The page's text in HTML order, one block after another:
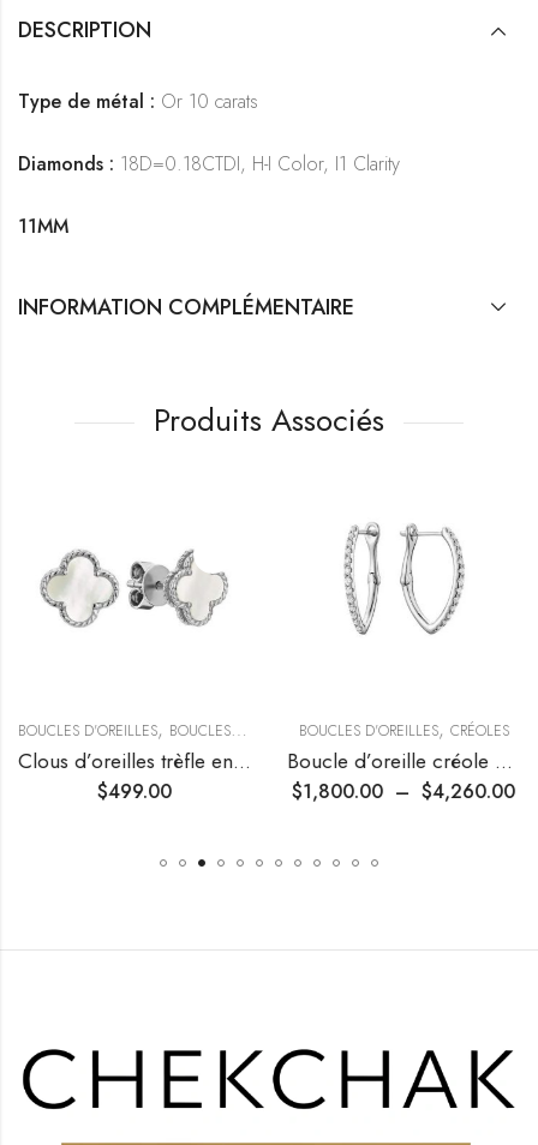
DESCRIPTION
Type de métal : Or 10 carats
Diamonds : 18D=0.18CTDI, H-I Color, I1 Clarity
11MM
INFORMATION COMPLÉMENTAIRE
Produits Associés
,PETITES CRÉOLES
BOUCLES D'OREILLES, BOUCLES D’OREILLES CLOUS ,SÉLECTION DU MOMENT
Clous d’oreilles trèfle en nacre
$499.00
BOUCLES D'OREILLES, CRÉOLES
Boucle d’oreille créole en V sertie de diamants
$1,800.00 – $4,260.00